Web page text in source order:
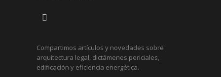
Compartimos artículos y novedades sobre
arquitectura legal, dictámenes periciales,
edificación y eficiencia energética.